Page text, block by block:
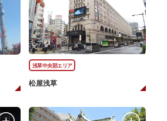
浅草中央部エリア
松屋浅草